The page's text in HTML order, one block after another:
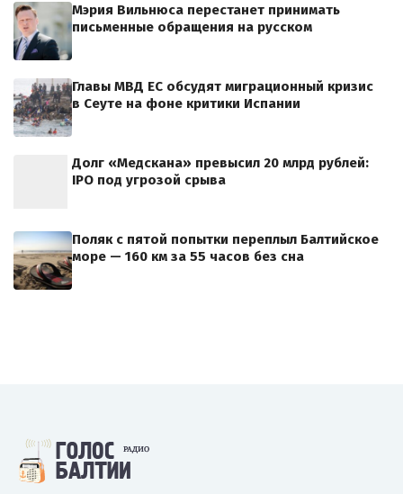
Мэрия Вильнюса перестанет принимать
письменные обращения на русском
Главы МВД ЕС обсудят миграционный кризис
в Сеуте на фоне критики Испании
Долг «Медскана» превысил 20 млрд рублей:
IPO под угрозой срыва
Поляк с пятой попытки переплыл Балтийское
море — 160 км за 55 часов без сна